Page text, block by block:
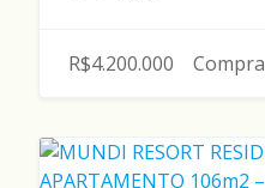
R$4.200.000 Compra